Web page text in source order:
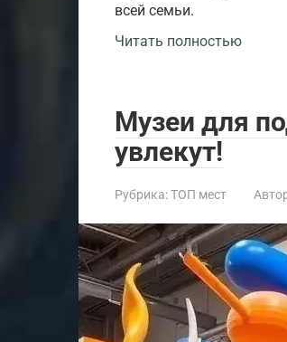
всей семьи.
Читать полностью
Музеи для
увлекут!
Рубрика:ТОП мест